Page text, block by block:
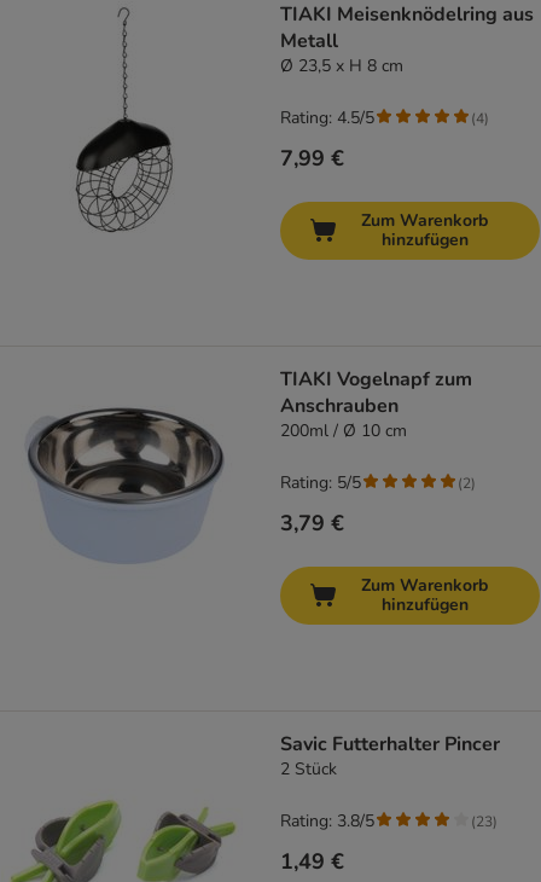
TIAKI Meisenknödelring aus
Metall
Ø 23,5 x H 8 cm
7,99 €
Rating: 4.5/5 (4)
Zum Warenkorb
hinzufügen
TIAKI Vogelnapf zum
Anschrauben
200ml / Ø 10 cm
3,79 €
Rating: 5/5 (2)
Zum Warenkorb
hinzufügen
Savic Futterhalter Pincer
2 Stück
1,49 €
Rating: 3.8/5 (23)